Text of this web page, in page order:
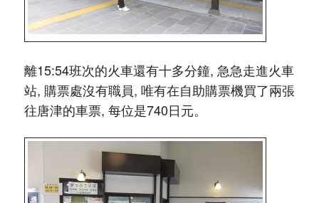
離15:54班次的火車還有十多分鐘, 急急走進火車
站, 購票處沒有職員, 唯有在自助購票機買了兩張
往唐津的車票, 每位是740日元。